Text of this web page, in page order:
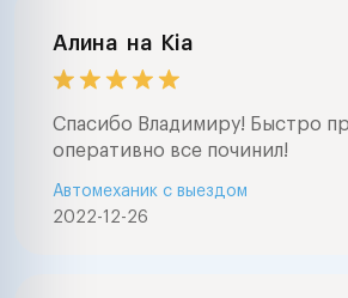
Алина на Kia
Спасибо Владимиру! Быстро
оперативно все починил!
2022-12-26
Автомеханик с выездом